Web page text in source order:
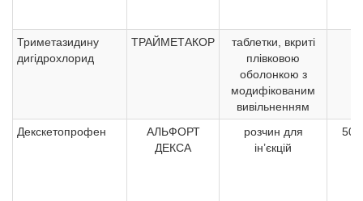
Триметазидину
дигідрохлорид
ТРАЙМЕТАКОР
таблетки, вкриті
плівковою
оболонкою з
модифікованим
вивільненням
Декскетопрофен
АЛЬФОРТ
ДЕКСА
розчин для
ін’єкцій
50